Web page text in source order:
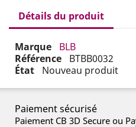
Détails du produit
Marque
BLB
Référence
BTBB0032
État
Nouveau produit
Paiement sécurisé
Paiement CB 3D Secure ou